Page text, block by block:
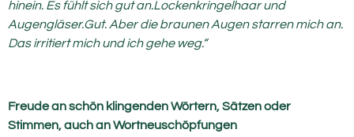
hinein. Es fühlt sich gut an.Lockenkringelhaar und
Augengläser.Gut. Aber die braunen Augen starren mich an.
Das irritiert mich und ich gehe weg.“
Freude an schön klingenden Wörtern, Sätzen oder
Stimmen, auch an Wortneuschöpfungen